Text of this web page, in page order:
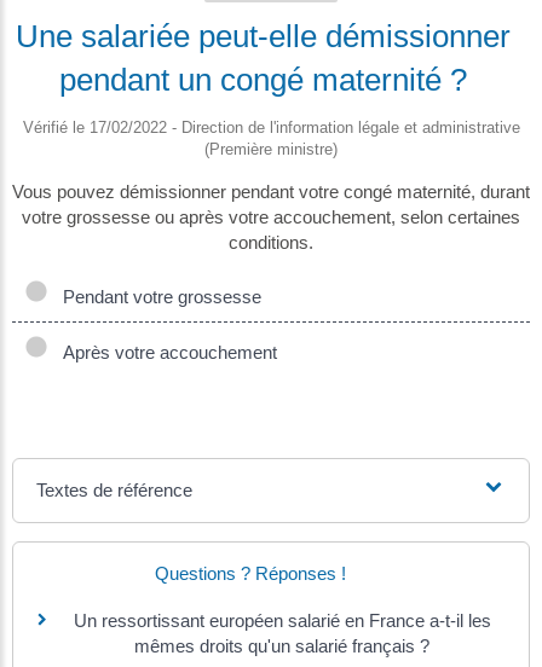
Une salariée peut-elle démissionner
pendant un congé maternité ?
Vérifié le 17/02/2022 - Direction de l'information légale et administrative
(Première ministre)
Vous pouvez démissionner pendant votre congé maternité, durant
votre grossesse ou après votre accouchement, selon certaines
conditions.
Pendant votre grossesse
Après votre accouchement
Textes de référence
Questions ? Réponses !
Un ressortissant européen salarié en France a-t-il les
mêmes droits qu'un salarié français ?